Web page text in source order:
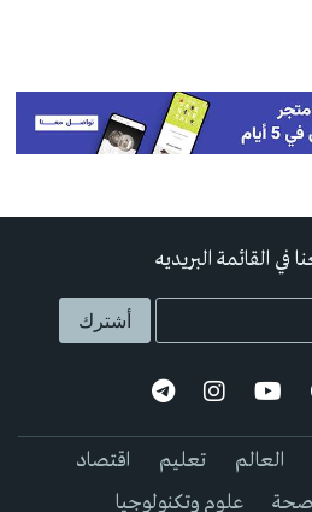
في القائمة البريديه
العالم تعليم
اقتصاد
صحة علوم وتكنولوجيا